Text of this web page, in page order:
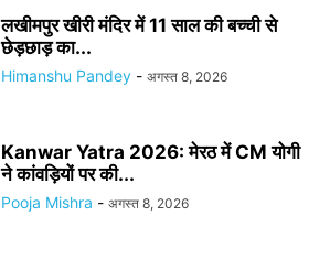
लखीमपुर खीरी मंदिर में 11 साल की बच्ची से
छेड़छाड़ का...
Himanshu Pandey - अगस्त 8, 2026
Kanwar Yatra 2026: मेरठ में CM योगी
ने कांवड़ियों पर की...
Pooja Mishra - अगस्त 8, 2026